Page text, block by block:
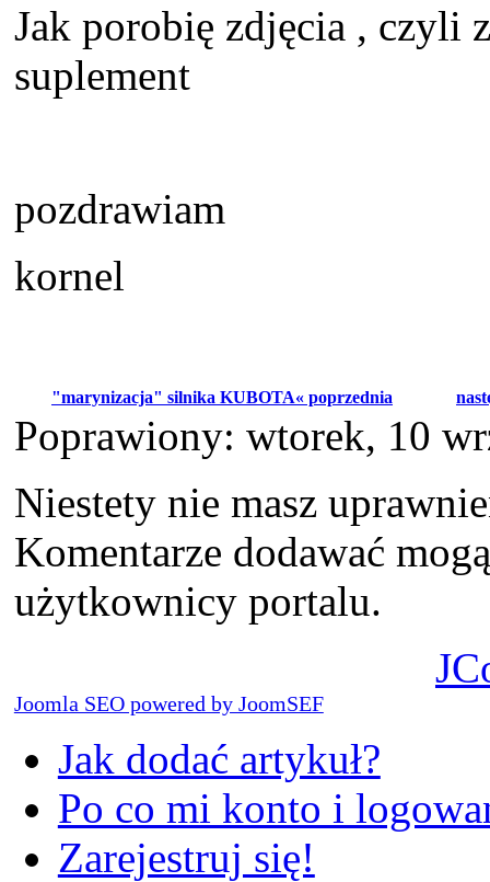
Jak porobię zdjęcia , czyli
suplement
pozdrawiam
kornel
"marynizacja" silnika KUBOTA« poprzednia
Poprawiony: wtorek, 10
Niestety nie masz
Komentarze dodawać
użytkownicy portalu.
Joomla SEO powered by JoomSEF
Jak dodać artykuł?
Po co mi konto i
Zarejestruj się!